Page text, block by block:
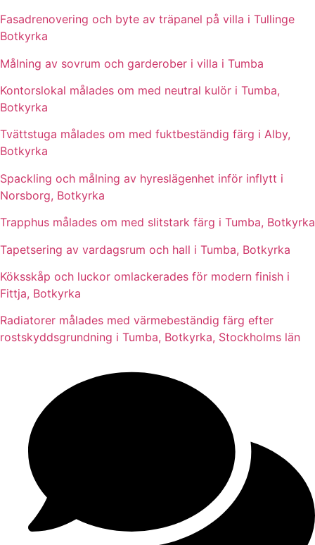
Fasadrenovering och byte av träpanel på villa i Tullinge
Botkyrka
Målning av sovrum och garderober i villa i Tumba
Kontorslokal målades om med neutral kulör i Tumba,
Botkyrka
Tvättstuga målades om med fuktbeständig färg i Alby,
Botkyrka
Spackling och målning av hyreslägenhet inför inflytt i
Norsborg, Botkyrka
Trapphus målades om med slitstark färg i Tumba, Botkyrka
Tapetsering av vardagsrum och hall i Tumba, Botkyrka
Köksskåp och luckor omlackerades för modern finish i
Fittja, Botkyrka
Radiatorer målades med värmebeständig färg efter
rostskyddsgrundning i Tumba, Botkyrka, Stockholms län